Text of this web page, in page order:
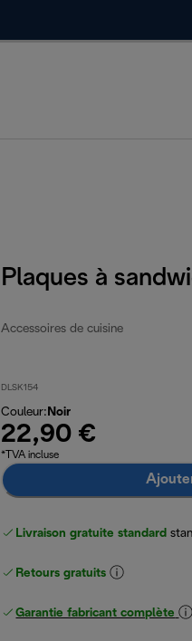
Plaques à
Accessoires de cuisine
DLSK154
Couleur: Noir
22,90 €
*TVA incluse
Livraison gratuite standard
Retours gratuits
Garantie fabricant complète